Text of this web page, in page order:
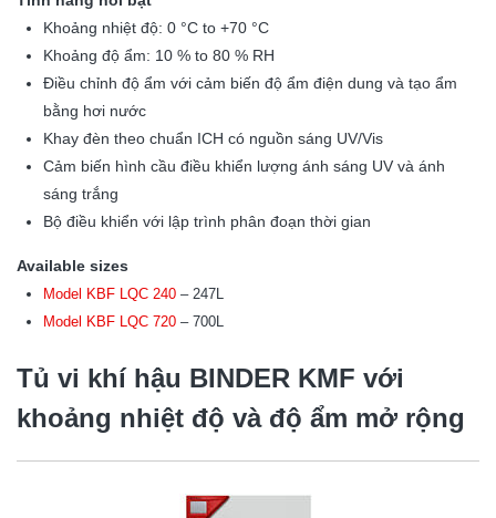
Khoảng nhiệt độ: 0 °C to +70 °C
Khoảng độ ẩm: 10 % to 80 % RH
Điều chỉnh độ ẩm với cảm biến độ ẩm điện dung và tạo ẩm
bằng hơi nước
Khay đèn theo chuẩn ICH có nguồn sáng UV/Vis
Cảm biến hình cầu điều khiển lượng ánh sáng UV và ánh
sáng trắng
Bộ điều khiển với lập trình phân đoạn thời gian
Available sizes
Model KBF LQC 240 – 247L
Model KBF LQC 720 – 700L
Tủ vi khí hậu BINDER KMF với
khoảng nhiệt độ và độ ẩm mở rộng